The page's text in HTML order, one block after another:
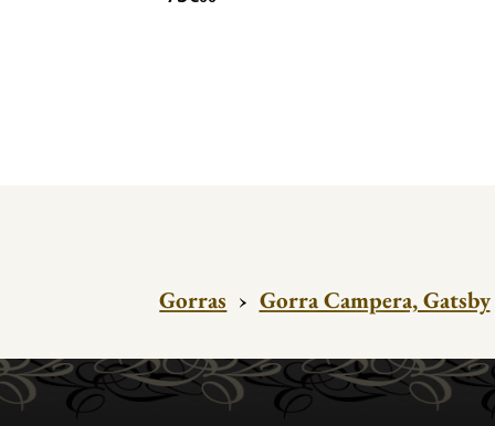
Gorras › Gorra Campera, Gatsby